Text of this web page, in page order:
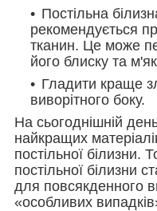
Постільна
рекомендується
тканин. Це може
його блиску та
Гладити краще
виворітного боку.
На сьогоднішній
найкращих
постільної білизни.
постільної білизни
для повсякденного
«особливих